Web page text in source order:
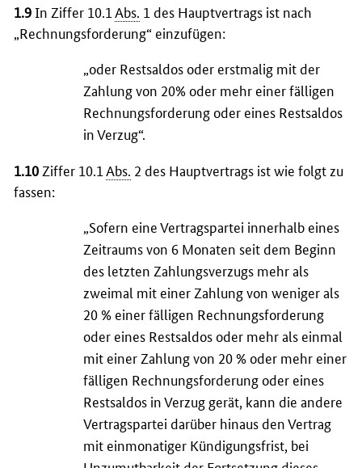
1.9In Ziffer 10.1 Abs. 1 des Hauptvertrags ist nach
„Rechnungsforderung“ einzufügen:
„oder Restsaldos oder erstmalig mit der
Zahlung von 20% oder mehr einer fälligen
Rechnungsforderung oder eines Restsaldos
in Verzug“.
1.10 Ziffer 10.1 Abs. 2 des Hauptvertrags ist wie folgt zu
fassen:
„Sofern eine Vertragspartei innerhalb eines
Zeitraums von 6 Monaten seit dem Beginn
des letzten Zahlungsverzugs mehr als
zweimal mit einer Zahlung von weniger als
20 % einer fälligen Rechnungsforderung
oder eines Restsaldos oder mehr als einmal
mit einer Zahlung von 20 % oder mehr einer
fälligen Rechnungsforderung oder eines
Restsaldos in Verzug gerät, kann die andere
Vertragspartei darüber hinaus den Vertrag
mit einmonatiger Kündigungsfrist, bei